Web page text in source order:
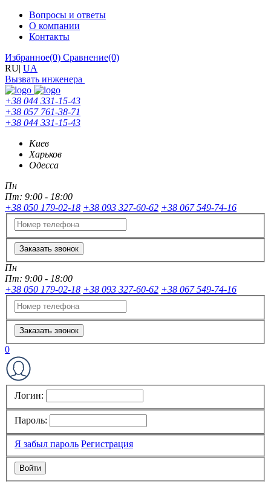
Вопросы и ответы
О компании
Контакты
Избранное(0) Сравнение(0)
RU| UA
Вызвать инженера
+38 044 331-15-43
+38 057 761-38-71
+38 044 331-15-43
Киев
Харьков
Одесса
Пн
Пт: 9:00 - 18:00
+38 050 179-02-18 +38 093 327-60-62 +38 067 549-74-16
Заказать звонок
Пн
Пт: 9:00 - 18:00
+38 050 179-02-18 +38 093 327-60-62 +38 067 549-74-16
Заказать звонок
0
Логин:
Пароль:
Я забыл пароль Регистрация